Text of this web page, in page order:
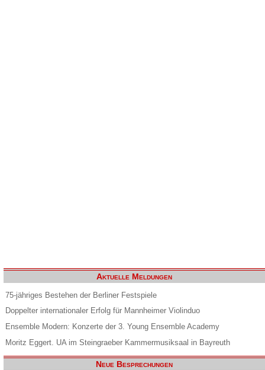
Aktuelle Meldungen
75-jähriges Bestehen der Berliner Festspiele
Doppelter internationaler Erfolg für Mannheimer Violinduo
Ensemble Modern: Konzerte der 3. Young Ensemble Academy
Moritz Eggert. UA im Steingraeber Kammermusiksaal in Bayreuth
Neue Besprechungen